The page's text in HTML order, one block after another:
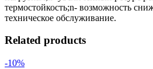
термостойкость;n- возможность
техническое обслуживание.
Related products
-10%